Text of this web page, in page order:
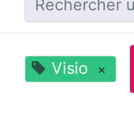
Visio ×